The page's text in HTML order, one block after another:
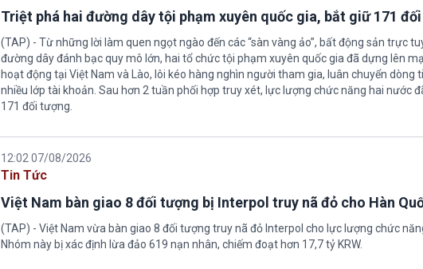
Triệt phá hai đường dây tội phạm xuyên quốc gia, bắt giữ 171
(TAP) - Từ những lời làm quen ngọt ngào đến các “sàn vàng ảo”, bất động sản trực
đường dây đánh bạc quy mô lớn, hai tổ chức tội phạm xuyên quốc gia đã dựng lên
hoạt động tại Việt Nam và Lào, lôi kéo hàng nghìn người tham gia, luân chuyển dòng
nhiều lớp tài khoản. Sau hơn 2 tuần phối hợp truy xét, lực lượng chức năng hai nước
171 đối tượng.
12:02 07/08/2026
Tin Tức
Việt Nam bàn giao 8 đối tượng bị Interpol truy nã đỏ cho Hàn
(TAP) - Việt Nam vừa bàn giao 8 đối tượng truy nã đỏ Interpol cho lực lượng chức
Nhóm này bị xác định lừa đảo 619 nạn nhân, chiếm đoạt hơn 17,7 tỷ KRW.